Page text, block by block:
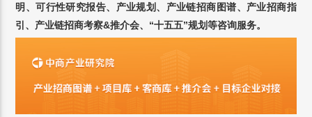
明、可行性研究报告、产业规划、产业链招商图谱、产业招商指
引、产业链招商考察&推介会、“十五五”规划等咨询服务。